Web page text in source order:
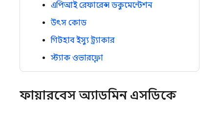
এপিআই রেফারেন্স ডকুমেন্টেশন
উৎস কোড
গিটহাব ইস্যু ট্র্যাকার
স্ট্যাক ওভারফ্লো
ফায়ারবেস অ্যাডমিন এসডিকে